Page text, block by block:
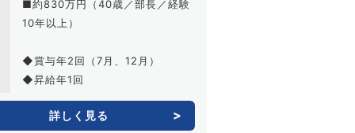
■約830万円（40歳／部長／経験
10年以上）
◆賞与年2回（7月、12月）
◆昇給年1回
詳しく見る